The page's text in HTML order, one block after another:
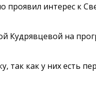
проявил интерес к
Кудрявцевой на
как у них есть